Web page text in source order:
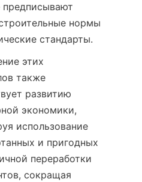
предписывают
нормы
также
развитию
экономики,
использование
и пригодных
переработки
сокращая